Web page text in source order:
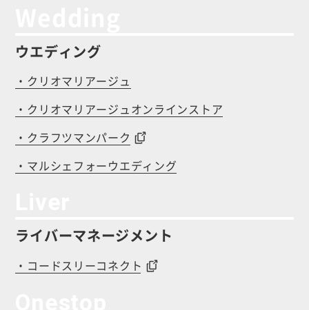
ウエディング
・クリオマリアージュ
・クリオマリアージュオンラインストア
・クラフツマンパーク
・マルシェフォーウエディング
ライバーマネージメント
・コードスリーコネクト